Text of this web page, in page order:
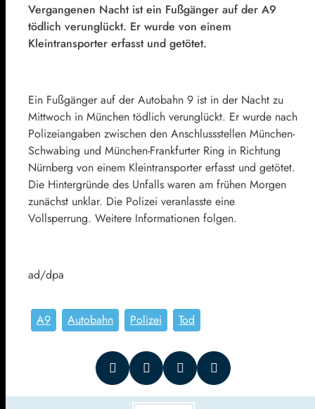
Vergangenen Nacht ist ein Fußgänger auf der A9
tödlich verunglückt. Er wurde von einem
Kleintransporter erfasst und getötet.
Ein Fußgänger auf der Autobahn 9 ist in der Nacht zu
Mittwoch in München tödlich verunglückt. Er wurde nach
Polizeiangaben zwischen den Anschlussstellen München-
Schwabing und München-Frankfurter Ring in Richtung
Nürnberg von einem Kleintransporter erfasst und getötet.
Die Hintergründe des Unfalls waren am frühen Morgen
zunächst unklar. Die Polizei veranlasste eine
Vollsperrung. Weitere Informationen folgen.
ad/dpa
A9 Autobahn Polizei Tod